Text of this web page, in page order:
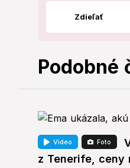
Zdieľať
Podobné
Video Foto
z Tenerife, ceny